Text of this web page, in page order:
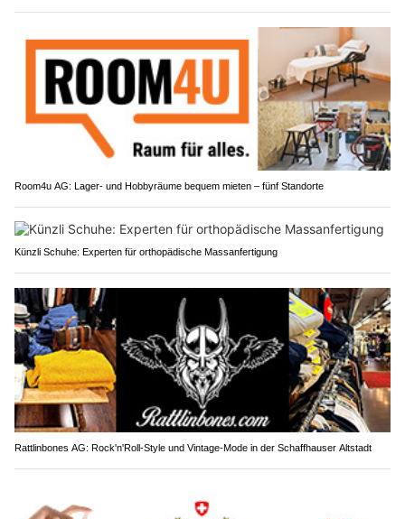
Room4u AG: Lager- und Hobbyräume bequem mieten – fünf Standorte
Künzli Schuhe: Experten für orthopädische Massanfertigung
Rattlinbones AG: Rock'n'Roll-Style und Vintage-Mode in der Schaffhauser Altstadt